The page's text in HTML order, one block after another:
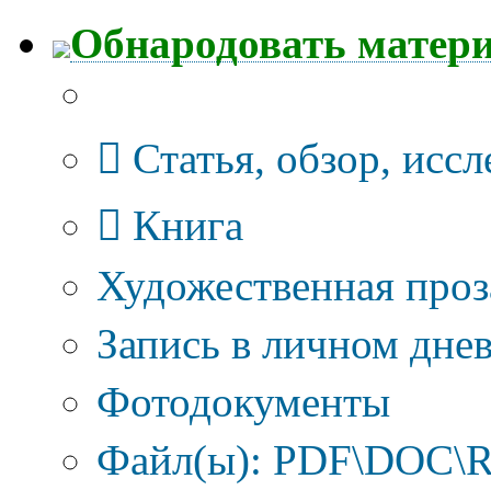
Обнародовать
Статья, обзор,
Книга
Художественная
Запись в личном
Фотодокументы
Файл(ы):